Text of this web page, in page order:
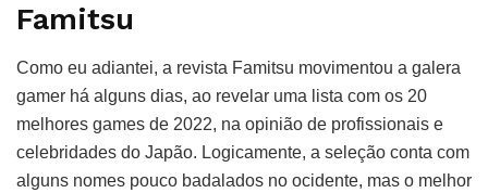
Famitsu
Como eu adiantei, a revista Famitsu movimentou a galera
gamer há alguns dias, ao revelar uma lista com os 20
melhores games de 2022, na opinião de profissionais e
celebridades do Japão. Logicamente, a seleção conta com
alguns nomes pouco badalados no ocidente, mas o melhor